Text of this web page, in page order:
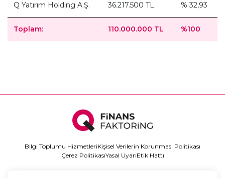
Q Yatırım Holding A.Ş. 36.217.500 TL % 32,93
Toplam: 110.000.000 TL %100
Bilgi Toplumu HizmetleriKişisel Verilerin Korunması Politikası
Çerez PolitikasıYasal UyarıEtik Hattı